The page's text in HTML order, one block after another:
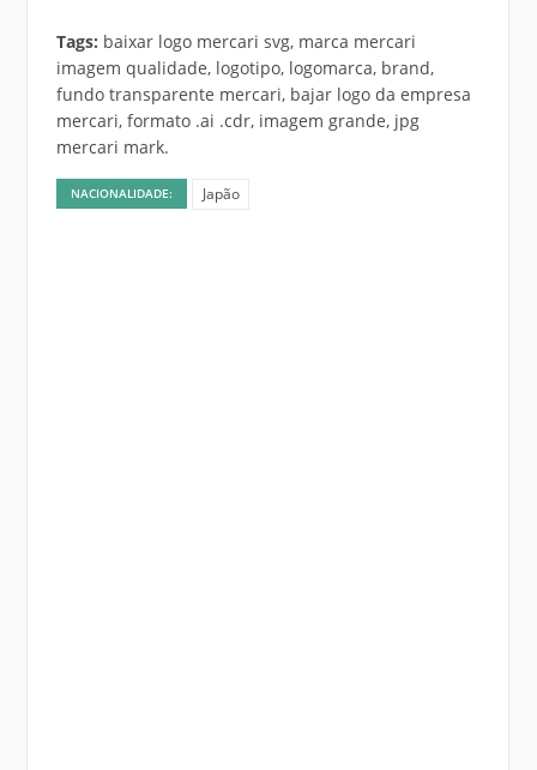
Tags: baixar logo mercari svg, marca mercari
imagem qualidade, logotipo, logomarca, brand,
fundo transparente mercari, bajar logo da empresa
mercari, formato .ai .cdr, imagem grande, jpg
mercari mark.
NACIONALIDADE: Japão